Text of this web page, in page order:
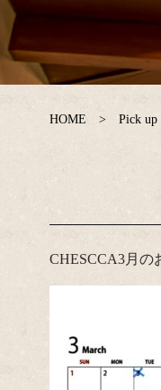
HOME Pick up
CHESCCA3月